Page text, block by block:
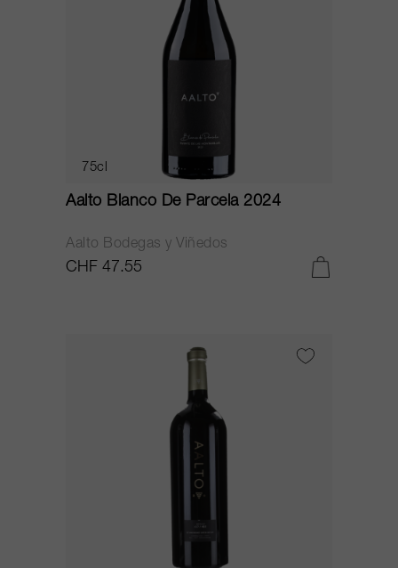
75cl
Aalto Blanco De Parcela 2024
Aalto Bodegas y Viñedos
CHF 47.55